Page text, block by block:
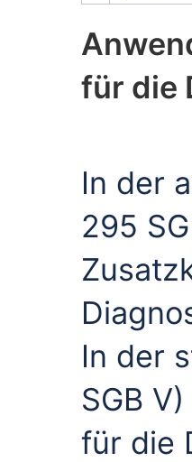
für die
In der
295
In der
SGB
für die